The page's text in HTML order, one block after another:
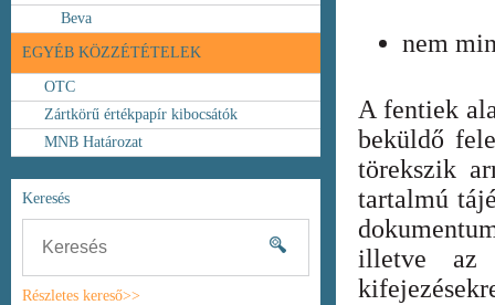
Beva
EGYÉB KÖZZÉTÉTELEK
OTC
Zártkörű értékpapír kibocsátók
MNB Határozat
Keresés
Részletes kereső>>
nem
A fentiek
beküldő
törekszik
tartalmú
illetve az